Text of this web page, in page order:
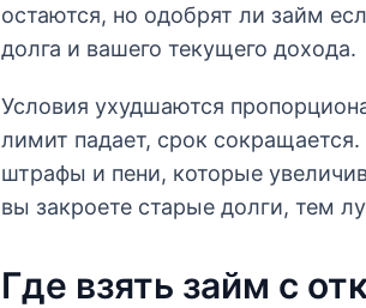
остаются, но одобрят ли займ
долга и вашего текущего дохода.
Условия ухудшаются
лимит падает, срок
штрафы и пени, которые
вы закроете старые долги, тем
Где взять займ с